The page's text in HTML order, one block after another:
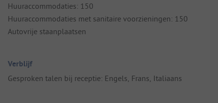
Huuraccommodaties: 150
Huuraccommodaties met sanitaire voorzieningen: 150
Autovrije staanplaatsen
Verblijf
Gesproken talen bij receptie: Engels, Frans, Italiaans